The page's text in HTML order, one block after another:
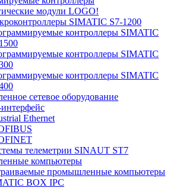
модули LOGO!
SIMATIC S7-1200
контроллеры SIMATIC
контроллеры SIMATIC
контроллеры SIMATIC
сетевое оборудование
Ethernet
телеметрии SINAUT ST7
компьютеры
промышленные компьютеры
BOX IPC